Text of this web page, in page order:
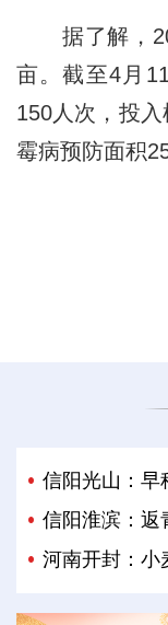
据了解，
亩。截至4月
150人次，投
霉病预防面积
信阳光山：早
信阳淮滨：返
河南开封：小